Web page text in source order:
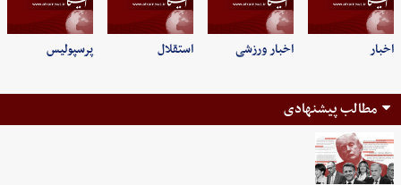
اخبار اخبار ورزشی استقلال پرسپولیس
مطالب پیشنهادی